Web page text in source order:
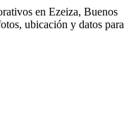
en Ezeiza, Buenos
ubicación y datos para